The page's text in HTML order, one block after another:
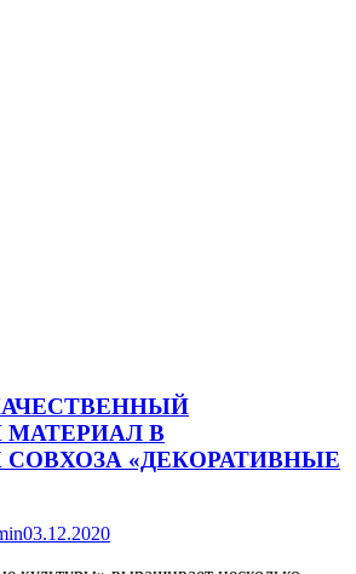
В
«ДЕКОРАТИВНЫЕ
03.12.2020